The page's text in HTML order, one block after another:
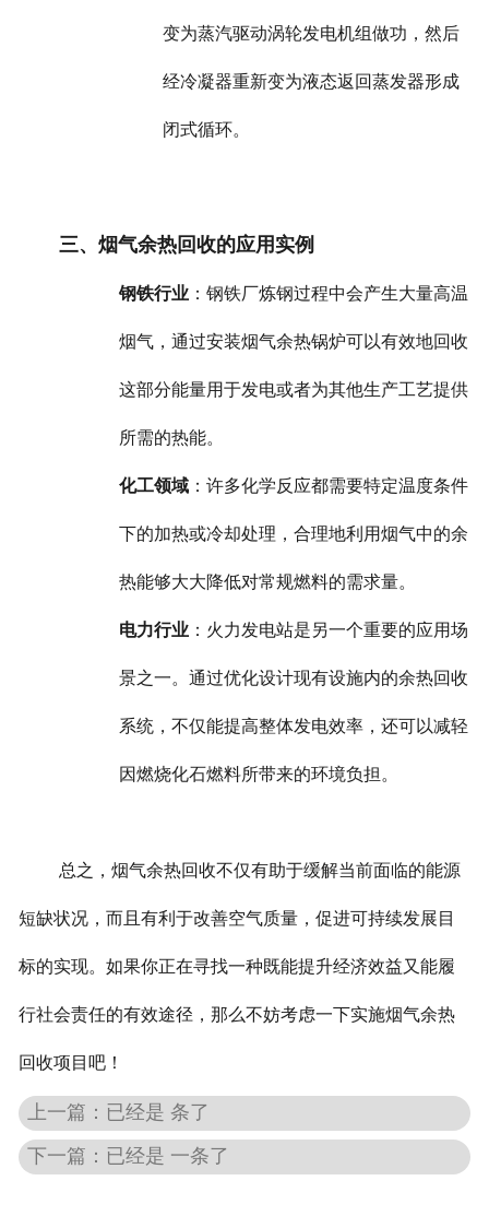
变为蒸汽驱动涡轮发电机组做功，然后
经冷凝器重新变为液态返回蒸发器形成
闭式循环。
三、烟气余热回收的应用实例
钢铁行业 ：钢铁厂炼钢过程中会产生大量高温
烟气，通过安装烟气余热锅炉可以有效地回收
这部分能量用于发电或者为其他生产工艺提供
所需的热能。
化工领域 ：许多化学反应都需要特定温度条件
下的加热或冷却处理，合理地利用烟气中的余
热能够大大降低对常规燃料的需求量。
电力行业 ：火力发电站是另一个重要的应用场
景之一。通过优化设计现有设施内的余热回收
系统，不仅能提高整体发电效率，还可以减轻
因燃烧化石燃料所带来的环境负担。
总之，烟气余热回收不仅有助于缓解当前面临的能源
短缺状况，而且有利于改善空气质量，促进可持续发展目
标的实现。 如果你正在寻找一种既能提升经济效益又能履
行社会责任的有效途径，那么不妨考虑一下实施烟气余热
回收项目吧！
上一篇：已经是 条了
下一篇：已经是 一条了